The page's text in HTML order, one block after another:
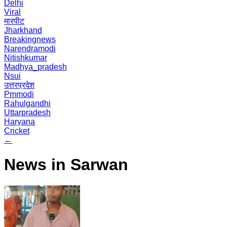
Delhi
Viral
मारपीट
Jharkhand
Breakingnews
Narendramodi
Nitishkumar
Madhya_pradesh
Nsui
उत्तरप्रदेश
Pmmodi
Rahulgandhi
Uttarpradesh
Haryana
Cricket
←
News in Sarwan